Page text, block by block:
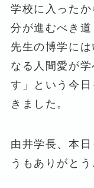
学校に入った
分が進むべき
先生の博学に
なる人間愛が
す」という今
きました。
由井学長、本
うもありがとう